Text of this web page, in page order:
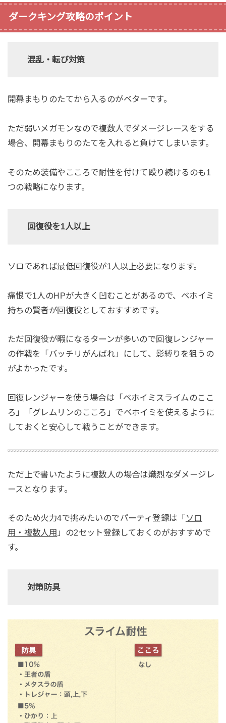
ダークキング攻略のポイント
混乱・転び対策
開幕まもりのたてから入るのがベターです。
ただ弱いメガモンなので複数人でダメージレースをする
場合、開幕まもりのたてを入れると負けてしまいます。
そのため装備やこころで耐性を付けて殴り続けるのも1
つの戦略になります。
回復役を1人以上
ソロであれば最低回復役が1人以上必要になります。
痛恨で1人のHPが大きく凹むことがあるので、ベホイミ
持ちの賢者が回復役としておすすめです。
ただ回復役が暇になるターンが多いので回復レンジャー
の作戦を「バッチリがんばれ」にして、影縛りを狙うの
がよかったです。
回復レンジャーを使う場合は「ベホイミスライムのここ
ろ」「グレムリンのこころ」でベホイミを使えるように
しておくと安心して戦うことができます。
ただ上で書いたように複数人の場合は熾烈なダメージレ
ースとなります。
そのため火力4で挑みたいのでパーティ登録は「 ソロ
用・複数人用 」の2セット登録しておくのがおすすめで
す。
対策防具